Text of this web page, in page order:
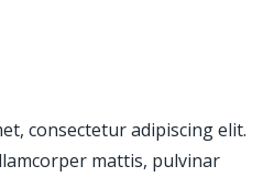
consectetur adipiscing elit.
mattis, pulvinar